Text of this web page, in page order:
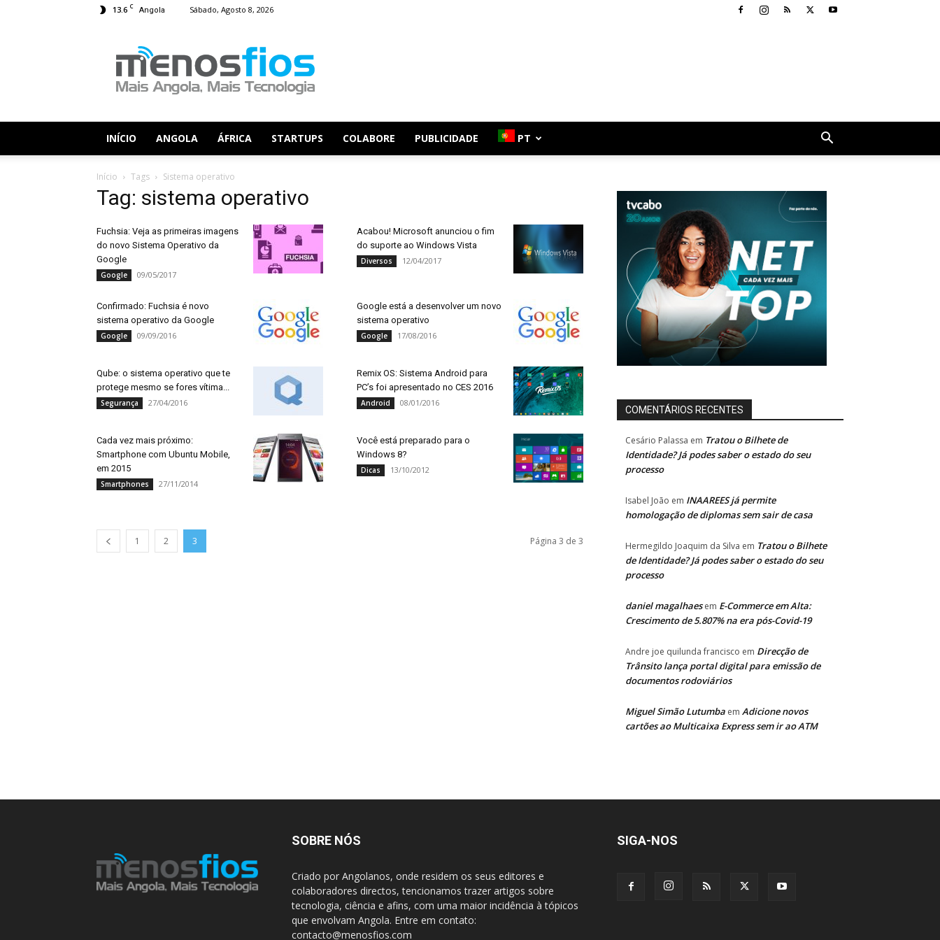
13.6 C Angola Sábado, Agosto 8, 2026
Fios
INÍCIO ANGOLA ÁFRICA STARTUPS COLABORE PUBLICIDADE PT
Início Tags Sistema operativo
Tag: sistema operativo
Fuchsia: Veja as primeiras imagens
do novo Sistema Operativo da
Google
Google 09/05/2017
Acabou! Microsoft anunciou o fim
do suporte ao Windows Vista
Diversos 12/04/2017
Confirmado: Fuchsia é novo
sistema operativo da Google
Google 09/09/2016
Google está a desenvolver um novo
sistema operativo
Google 17/08/2016
Qube: o sistema operativo que te
protege mesmo se fores vítima...
Segurança 27/04/2016
Remix OS: Sistema Android para
PC’s foi apresentado no CES 2016
Android 08/01/2016
Cada vez mais próximo:
Smartphone com Ubuntu Mobile,
em 2015
Smartphones 27/11/2014
Você está preparado para o
Windows 8?
Dicas 13/10/2012
1 2 3 Página 3 de 3
COMENTÁRIOS RECENTES
Cesário Palassa em Tratou o Bilhete de
Identidade? Já podes saber o estado do seu
processo
Isabel João em INAAREES já permite
homologação de diplomas sem sair de casa
Hermegildo Joaquim da Silva em Tratou o Bilhete
de Identidade? Já podes saber o estado do seu
processo
daniel magalhaesem E-Commerce em Alta:
Crescimento de 5.807% na era pós-Covid-19
Andre joe quilunda francisco em Direcção de
Trânsito lança portal digital para emissão de
documentos rodoviários
Miguel Simão Lutumba em Adicione novos
cartões ao Multicaixa Express sem ir ao ATM
SOBRE NÓS
Criado por Angolanos, onde residem os seus editores e
colaboradores directos, tencionamos trazer artigos sobre
tecnologia, ciência e afins, com uma maior incidência à tópicos
que envolvam Angola. Entre em contato:
contacto@menosfios.com
SIGA-NOS